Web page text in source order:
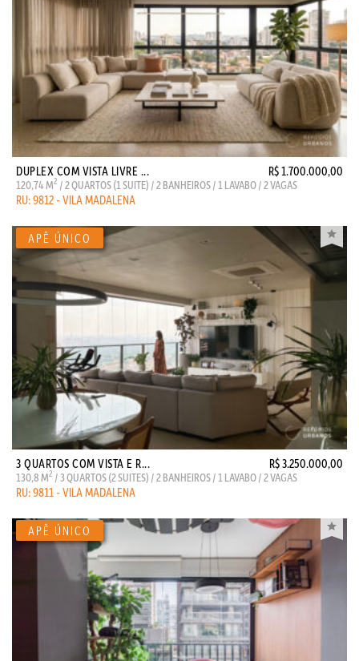
DUPLEX COM VISTA LIVRE ... R$ 1.700.000,00
120,74 M2 / 2 QUARTOS (1 SUITE) / 2 BANHEIROS / 1 LAVABO / 2 VAGAS
RU: 9812 - VILA MADALENA
3 QUARTOS COM VISTA E R... R$ 3.250.000,00
130,8 M2 / 3 QUARTOS (2 SUITES) / 2 BANHEIROS / 1 LAVABO / 2 VAGAS
RU: 9811 - VILA MADALENA